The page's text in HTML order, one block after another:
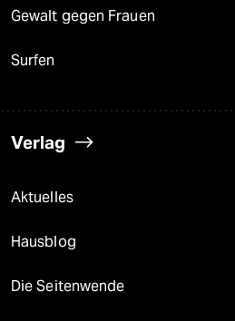
Gewalt gegen Frauen
Surfen
Verlag
Aktuelles
Hausblog
Die Seitenwende